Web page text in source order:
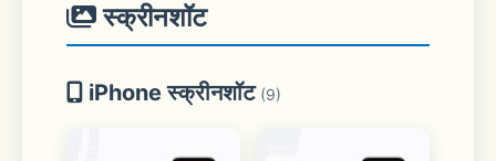
स्क्रीनशॉट
iPhone स्क्रीनशॉट (9)